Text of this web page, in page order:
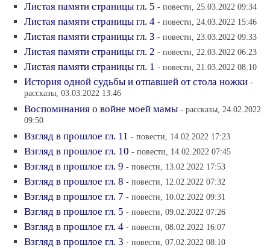
Листая памяти страницы гл. 5 - повести, 25.03.2022 09:34
Листая памяти страницы гл. 4 - повести, 24.03.2022 15:46
Листая памяти страницы гл. 3 - повести, 23.03.2022 09:33
Листая памяти страницы гл. 2 - повести, 22.03.2022 06:23
Листая памяти страницы гл. 1 - повести, 21.03.2022 08:10
История одной судьбы и отпавшей от стола ножки -
рассказы, 03.03.2022 13:46
Воспоминания о войне моей мамы - рассказы, 24.02.2022
09:50
Взгляд в прошлое гл. 11 - повести, 14.02.2022 17:23
Взгляд в прошлое гл. 10 - повести, 14.02.2022 07:45
Взгляд в прошлое гл. 9 - повести, 13.02.2022 17:53
Взгляд в прошлое гл. 8 - повести, 12.02.2022 07:32
Взгляд в прошлое гл. 7 - повести, 10.02.2022 09:31
Взгляд в прошлое гл. 5 - повести, 09.02.2022 07:26
Взгляд в прошлое гл. 4 - повести, 08.02.2022 16:07
Взгляд в прошлое гл. 3 - повести, 07.02.2022 08:10